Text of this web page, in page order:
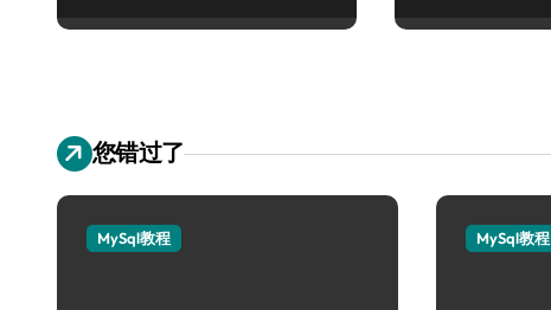
您错过了
MySql教程 MySql教程